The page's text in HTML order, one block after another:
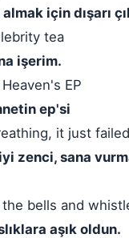
için dışarı
tea
işerim.
EP
ep'si
it just
zenci, sana
bells and
aşık oldun.